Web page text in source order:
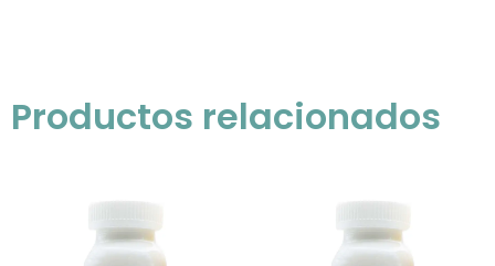
Productos relacionados